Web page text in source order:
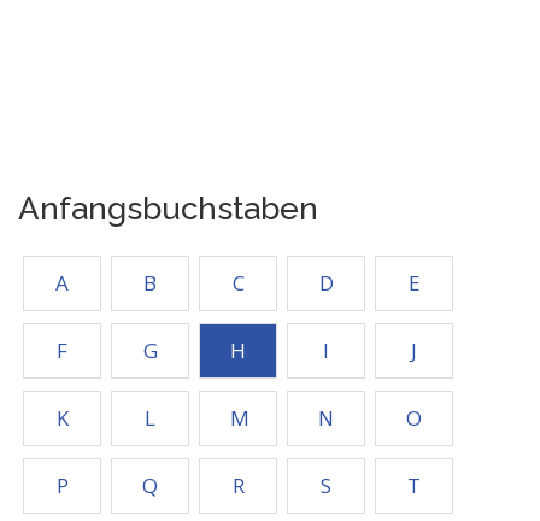
Anfangsbuchstaben
A B C D E
F G H I J
K L M N O
P Q R S T